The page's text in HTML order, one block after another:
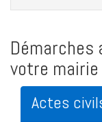
votre mairie
Actes